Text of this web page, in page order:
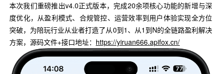
本次我们重磅推出v4.0正式版本，完成20余项核心功能的新增与深
度优化，从盈利模式、合规管控、运营效率到用户体验实现全方位
突破，为陪玩行业从业者打造了从0到1、从1到N的全链路盈利解决
方案，源码文件+接口地址： https://yiruan666.apifox.cn/